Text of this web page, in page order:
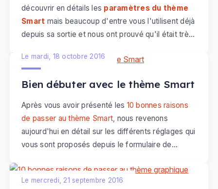
découvrir en détails les paramètres du thème
Smart mais beaucoup d'entre vous l'utilisent déjà
depuis sa sortie et nous ont prouvé qu'il était très
Aujourd'hui voici 4 réalisations d'e-monsitiens
d'appliquer ce nouveau thème et peuvent en être
fiers !
Bien débuter avec le thème Smart
Le mardi, 18 octobre 2016
Après vous avoir présenté les 10 bonnes raisons
de passer au thème Smart , nous revenons
aujourd'hui en détail sur les différents réglages qui
vous sont proposés depuis le formulaire de
manière judicieuse, ils vous permettront de créer
des pages agréables à regarder, au design sobre
Le mercredi, 21 septembre 2016